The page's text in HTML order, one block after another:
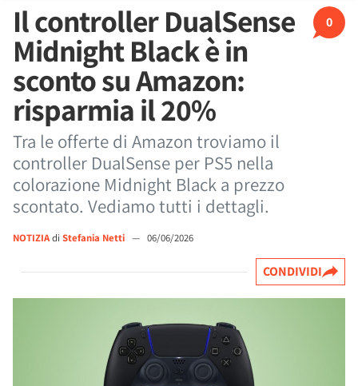
0
Il controller DualSense
Midnight Black è in
sconto su Amazon:
risparmia il 20%
Tra le offerte di Amazon troviamo il
controller DualSense per PS5 nella
colorazione Midnight Black a prezzo
scontato. Vediamo tutti i dettagli.
NOTIZIAdi Stefania Netti — 06/06/2026
CONDIVIDI